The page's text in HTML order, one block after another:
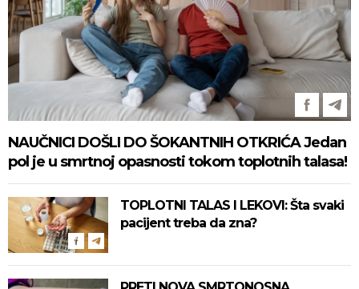
NAUČNICI DOŠLI DO ŠOKANTNIH OTKRIĆA Jedan
pol je u smrtnoj opasnosti tokom toplotnih talasa!
TOPLOTNI TALAS I LEKOVI: Šta svaki
pacijent treba da zna?